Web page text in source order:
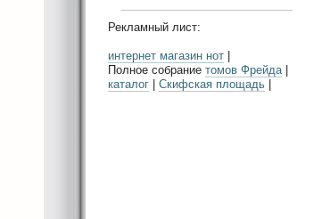
Рекламный лист:
интернет магазин нот
Полное собрание томов Фрейда|
каталог
Скифская площадь